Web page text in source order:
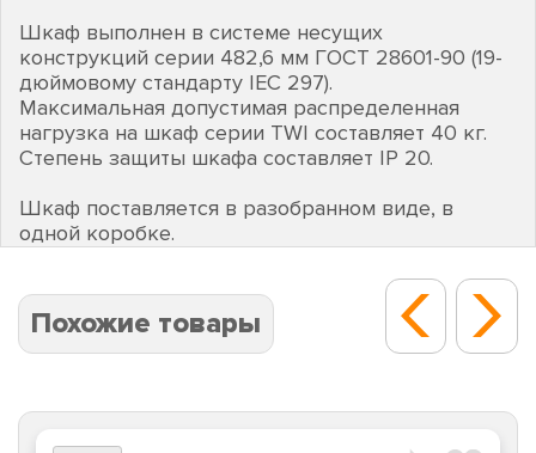
Шкаф выполнен в системе несущих
конструкций серии 482,6 мм ГОСТ 28601-90 (19-
дюймовому стандарту IEC 297).
Максимальная допустимая распределенная
нагрузка на шкаф серии TWI составляет 40 кг.
Степень защиты шкафа составляет IP 20.
Шкаф поставляется в разобранном виде, в
одной коробке.
Похожие товары